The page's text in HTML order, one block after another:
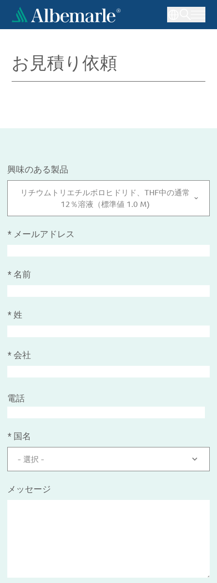
ン
お見積り依頼
興味のある製品
リチウムトリエチルボロヒドリド、THF中の通常
12％溶液（標準値 1.0 M)
* メールアドレス
* 名前
* 姓
* 会社
電話
* 国名
- 選択 -
メッセージ